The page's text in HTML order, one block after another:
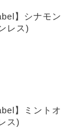
】シナモン
レス)
】ミントオ
ス)